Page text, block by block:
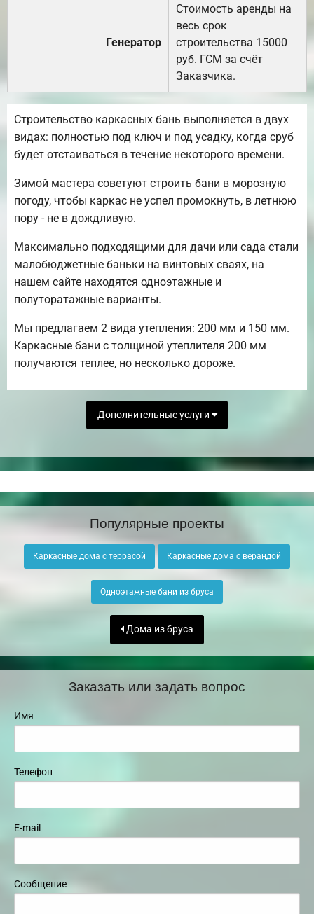
Генератор
Стоимость аренды на
весь срок
строительства 15000
руб. ГСМ за счёт
Заказчика.
Строительство каркасных бань выполняется в двух
видах: полностью под ключ и под усадку, когда сруб
будет отстаиваться в течение некоторого времени.
Зимой мастера советуют строить бани в морозную
погоду, чтобы каркас не успел промокнуть, в летнюю
пору - не в дождливую.
Максимально подходящими для дачи или сада стали
малобюджетные баньки на винтовых сваях, на
нашем сайте находятся одноэтажные и
полуторатажные варианты.
Мы предлагаем 2 вида утепления: 200 мм и 150 мм.
Каркасные бани с толщиной утеплителя 200 мм
получаются теплее, но несколько дороже.
Дополнительные услуги
Популярные проекты
Каркасные дома с террасой Каркасные дома с верандой
Одноэтажные бани из бруса
Дома из бруса
Заказать или задать вопрос
Имя
Телефон
E-mail
Сообщение